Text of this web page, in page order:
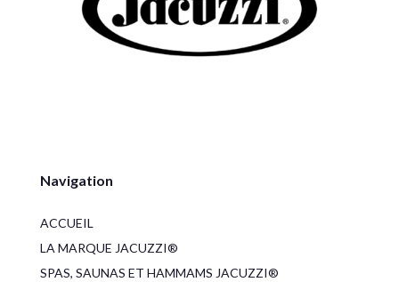
Navigation
ACCUEIL
LA MARQUE JACUZZI®
SPAS, SAUNAS ET HAMMAMS JACUZZI®